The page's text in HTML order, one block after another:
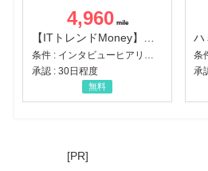
4,960
承認 : 30日程度
無料
承
[PR]